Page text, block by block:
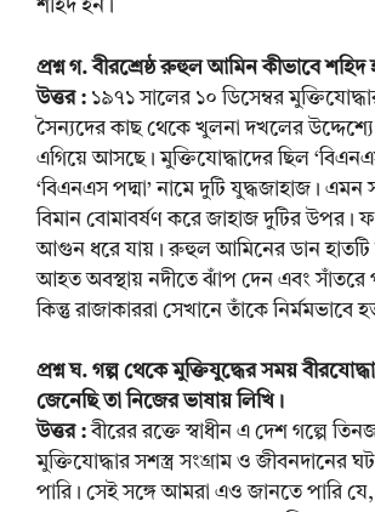
শহিদ হন।
প্রশ্ন গ. বীরশ্রেষ্ঠ রুহুল আমিন কীভাবে শহিদ
উত্তর : ১৯৭১ সালের ১০ ডিসেম্বর
সৈন্যদের কাছ থেকে খুলনা দখলের
এগিয়ে আসছে। মুক্তিযোদ্ধাদের ছিল
‘বিএনএস পদ্মা’ নামে দুটি যুদ্ধজাহাজ।
বিমান বোমাবর্ষণ করে জাহাজ দুটির উপর।
আগুন ধরে যায়। রুহুল আমিনের ডান হাতটি
আহত অবস্থায় নদীতে ঝাঁপ দেন এবং সাঁতরে
কিন্তু রাজাকাররা সেখানে তাঁকে নির্মমভাবে
প্রশ্ন ঘ. গল্প থেকে মুক্তিযুদ্ধের সময়
জেনেছি তা নিজের ভাষায় লিখি।
উত্তর :বীরের রক্তে স্বাধীন এ দেশ গল্পে
মুক্তিযোদ্ধার সশস্ত্র সংগ্রাম ও জীবনদানের
পারি। সেই সঙ্গে আমরা এও জানতে পারি যে,